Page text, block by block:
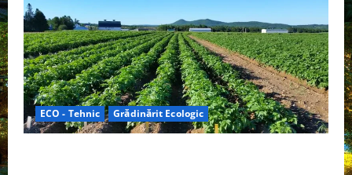
ECO - Tehnic Grădinărit Ecologic